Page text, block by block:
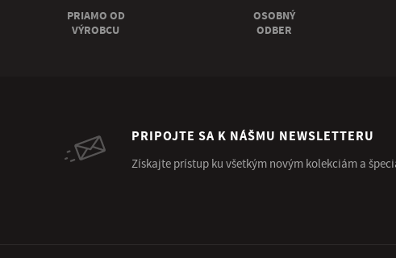
PRIAMO OD
VÝROBCU
OSOBNÝ
ODBER
PRIPOJTE SA K NÁŠMU NEWSLETTERU
Získajte prístup ku všetkým novým kolekciám a